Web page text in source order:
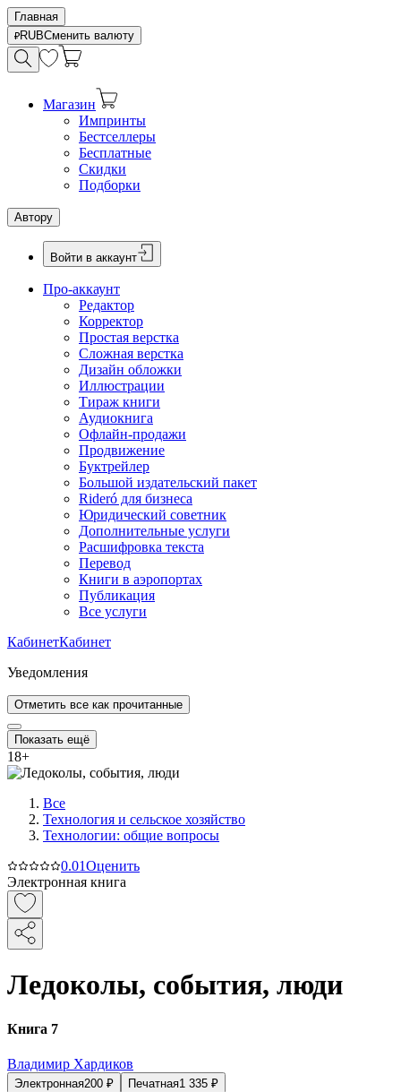
Главная
RUBСменить валюту
Магазин
Импринты
Бестселлеры
Бесплатные
Скидки
Подборки
Автору
Войти в аккаунт
Про-аккаунт
Редактор
Корректор
Простая верстка
Сложная верстка
Дизайн обложки
Иллюстрации
Тираж книги
Аудиокнига
Офлайн-продажи
Продвижение
Буктрейлер
Большой издательский пакет
Rideró для бизнеса
Юридический советник
Дополнительные услуги
Расшифровка текста
Перевод
Книги в аэропортах
Публикация
Все услуги
КабинетКабинет
Уведомления
Отметить все как прочитанные
Показать ещё
18+
Все
Технология и сельское хозяйство
Технологии: общие вопросы
0.01Оценить
Электронная книга
Ледоколы, события, люди
Книга 7
Владимир Хардиков
Электронная200 ₽ Печатная1 335 ₽